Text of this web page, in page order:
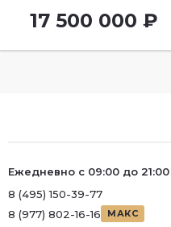
Метро
17 500 000 ₽
Ежедневно с 09:00 до 21:00
8 (495) 150-39-77
8 (977) 802-16-16
МАКС